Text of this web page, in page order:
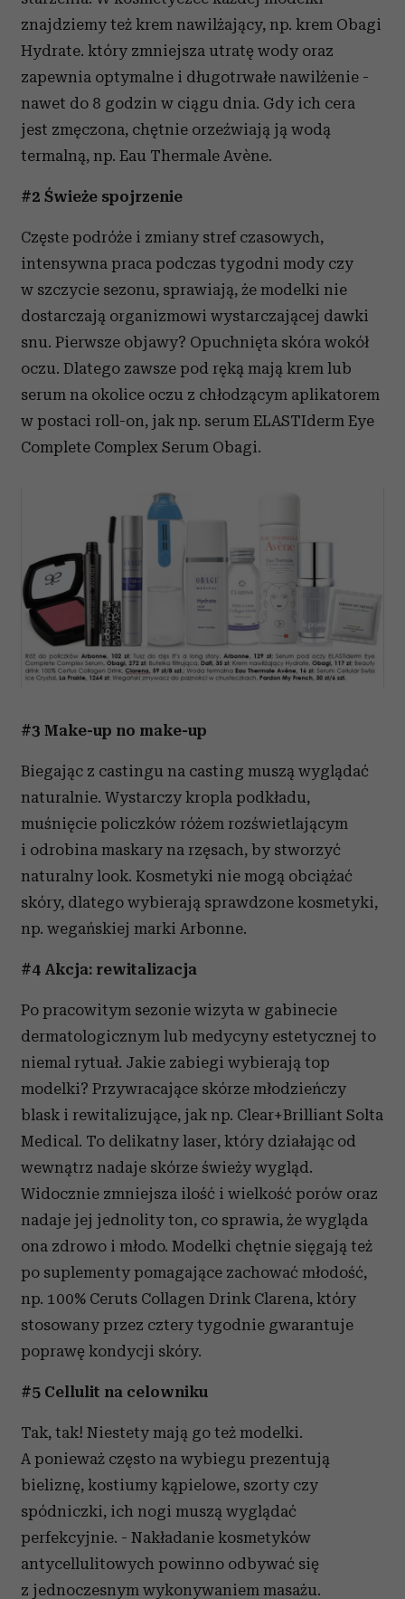
znajdziemy też krem nawilżający, np. krem Obagi
Hydrate. który zmniejsza utratę wody oraz
zapewnia optymalne i długotrwałe nawilżenie -
nawet do 8 godzin w ciągu dnia. Gdy ich cera
jest zmęczona, chętnie orzeźwiają ją wodą
termalną, np. Eau Thermale Avène.
#2 Świeże spojrzenie
Częste podróże i zmiany stref czasowych,
intensywna praca podczas tygodni mody czy
w szczycie sezonu, sprawiają, że modelki nie
dostarczają organizmowi wystarczającej dawki
snu. Pierwsze objawy? Opuchnięta skóra wokół
oczu. Dlatego zawsze pod ręką mają krem lub
serum na okolice oczu z chłodzącym aplikatorem
w postaci roll-on, jak np. serum ELASTIderm Eye
Complete Complex Serum Obagi.
#3 Make-up no make-up
Biegając z castingu na casting muszą wyglądać
naturalnie. Wystarczy kropla podkładu,
muśnięcie policzków różem rozświetlającym
i odrobina maskary na rzęsach, by stworzyć
naturalny look. Kosmetyki nie mogą obciążać
skóry, dlatego wybierają sprawdzone kosmetyki,
np. wegańskiej marki Arbonne.
#4 Akcja: rewitalizacja
Po pracowitym sezonie wizyta w gabinecie
dermatologicznym lub medycyny estetycznej to
niemal rytuał. Jakie zabiegi wybierają top
modelki? Przywracające skórze młodzieńczy
blask i rewitalizujące, jak np. Clear+Brilliant Solta
Medical. To delikatny laser, który działając od
wewnątrz nadaje skórze świeży wygląd.
Widocznie zmniejsza ilość i wielkość porów oraz
nadaje jej jednolity ton, co sprawia, że wygląda
ona zdrowo i młodo. Modelki chętnie sięgają też
po suplementy pomagające zachować młodość,
np. 100% Ceruts Collagen Drink Clarena, który
stosowany przez cztery tygodnie gwarantuje
poprawę kondycji skóry.
#5 Cellulit na celowniku
Tak, tak! Niestety mają go też modelki.
A ponieważ często na wybiegu prezentują
bieliznę, kostiumy kąpielowe, szorty czy
spódniczki, ich nogi muszą wyglądać
perfekcyjnie. - Nakładanie kosmetyków
antycellulitowych powinno odbywać się
z jednoczesnym wykonywaniem masażu.